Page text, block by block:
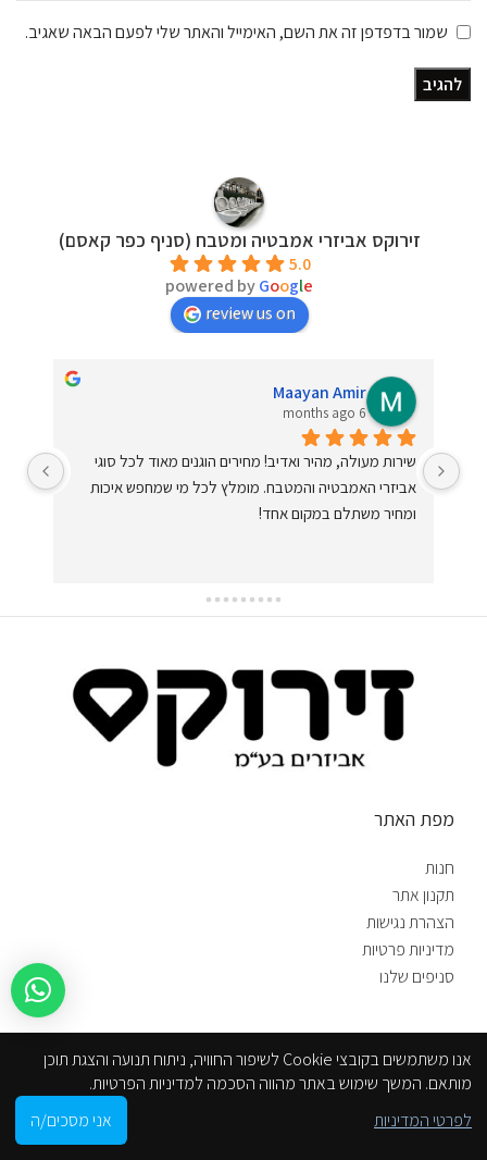
שמור בדפדפן זה את השם, האימייל והאתר שלי לפעם הבאה שאגיב.
זירוקס אביזרי אמבטיה ומטבח (סניף כפר קאסם)
5.0
powered byGoogle
review us on
Maayan Amir
6 months ago
ומחיר משתלם במקום אחד!
מפת האתר
חנות
תקנון אתר
הצהרת נגישות
מדיניות פרטיות
סניפים שלנו
מוצרי GROHE גרואה – מטבח וחדר רחצה
אמבטיות
אנו משתמשים בקובצי Cookie לשיפור החוויה, ניתוח תנועה והצגת תוכן
מותאם. המשך שימוש באתר מהווה הסכמה למדיניות הפרטיות.
לפרטי המדיניות
אני מסכים/ה
חשבון שלי הסניפים שלנו